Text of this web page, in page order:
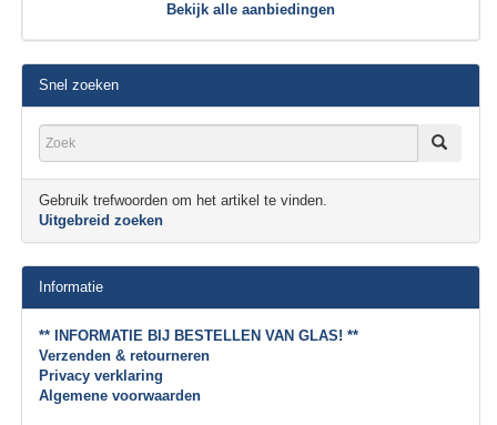
Bekijk alle aanbiedingen
Snel zoeken
Gebruik trefwoorden om het artikel te vinden.
Uitgebreid zoeken
Informatie
** INFORMATIE BIJ BESTELLEN VAN GLAS! **
Verzenden & retourneren
Privacy verklaring
Algemene voorwaarden